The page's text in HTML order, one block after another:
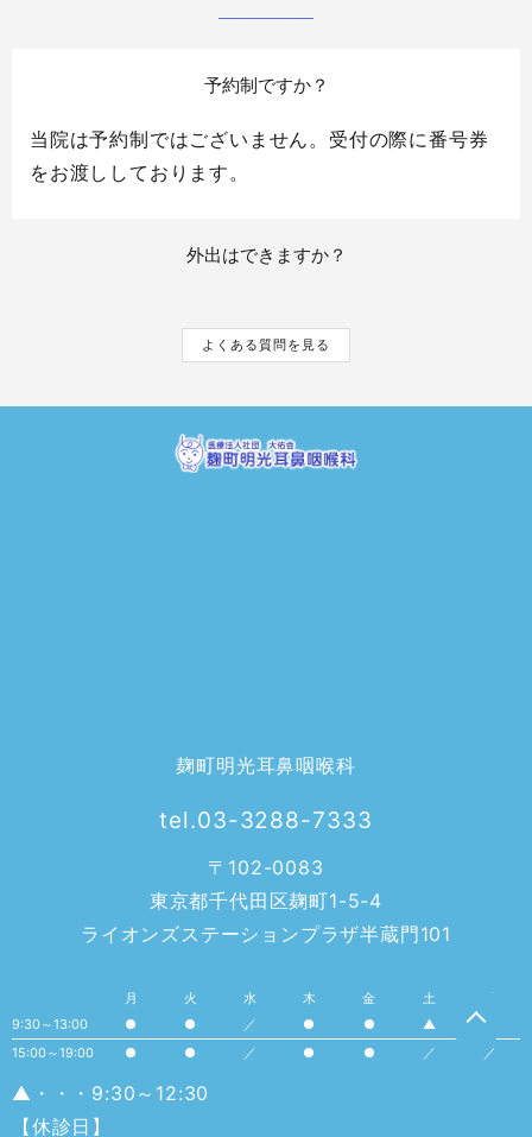
予約制ですか？
当院は予約制ではございません。受付の際に番号券
をお渡ししております。
外出はできますか？
よくある質問を見る
麹町明光耳鼻咽喉科
tel.03-3288-7333
〒102-0083
東京都千代田区麹町1-5-4
ライオンズステーションプラザ半蔵門101
月 火 水 木 金 土
日
9:30～13:00
● ● ／ ● ● ▲
／
15:00～19:00
● ● ／ ● ● ／ ／
▲・・・9:30～12:30
【休診日】